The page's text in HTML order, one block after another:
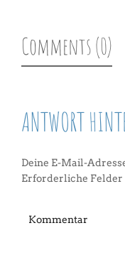
Comments (0)
ANTWORT
Deine E-Mail-
Erforderliche Felder